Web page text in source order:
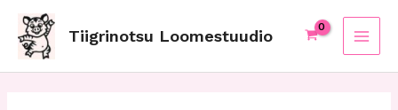
content
Tiigrinotsu Loomestuudio
navigation